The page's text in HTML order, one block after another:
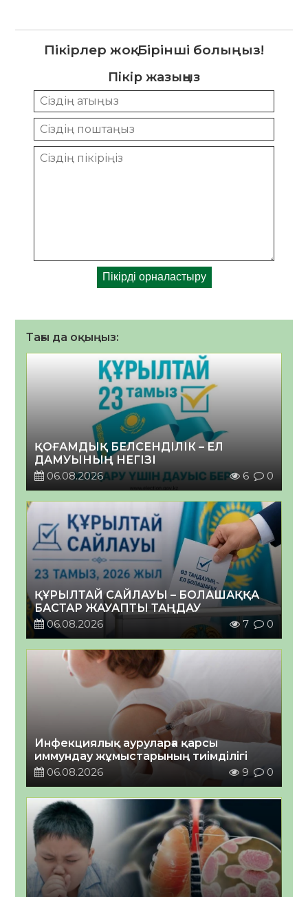
Пікірлер жоқ. Бірінші болыңыз!
Пікір жазыңыз
Тағы да оқыңыз:
ҚОҒАМДЫҚ БЕЛСЕНДІЛІК – ЕЛ
ДАМУЫНЫҢ НЕГІЗІ
06.08.2026
6 0
ҚҰРЫЛТАЙ САЙЛАУЫ – БОЛАШАҚҚА
БАСТАР ЖАУАПТЫ ТАҢДАУ
06.08.2026
7 0
Инфекциялық ауруларға қарсы
иммундау жұмыстарының тиімділігі
06.08.2026
9 0